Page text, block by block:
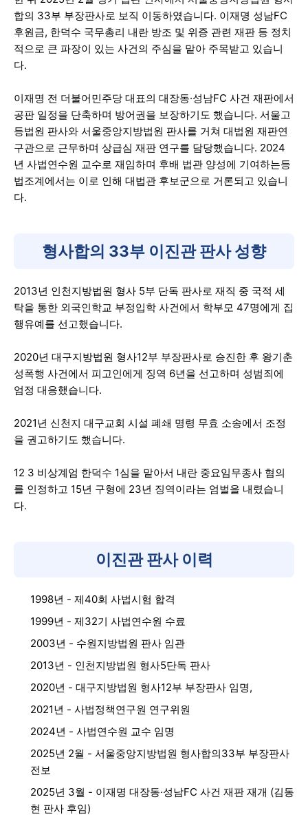
합의 33부 부장판사로 보직 이동하였습니다. 이재명 성남FC
후원금, 한덕수 국무총리 내란 방조 및 위증 관련 재판 등 정치
적으로 큰 파장이 있는 사건의 주심을 맡아 주목받고 있습니
다.
이재명 전 더불어민주당 대표의 대장동·성남FC 사건 재판에서
공판 일정을 단축하며 방어권을 보장하기도 했습니다. 서울고
등법원 판사와 서울중앙지방법원 판사를 거쳐 대법원 재판연
구관으로 근무하며 상급심 재판 연구를 담당했습니다. 2024
년 사법연수원 교수로 재임하며 후배 법관 양성에 기여하는등
법조계에서는 이로 인해 대법관 후보군으로 거론되고 있습니
다.
형사합의 33부 이진관 판사 성향
2013년 인천지방법원 형사 5부 단독 판사로 재직 중 국적 세
탁을 통한 외국인학교 부정입학 사건에서 학부모 47명에게 집
행유예를 선고했습니다.
2020년 대구지방법원 형사12부 부장판사로 승진한 후 왕기춘
성폭행 사건에서 피고인에게 징역 6년을 선고하며 성범죄에
엄정 대응했습니다.
2021년 신천지 대구교회 시설 폐쇄 명령 무효 소송에서 조정
을 권고하기도 했습니다.
12 3 비상계엄 한덕수 1심을 맡아서 내란 중요임무종사 혐의
를 인정하고 15년 구형에 23년 징역이라는 엄벌을 내렸습니
다.
이진관 판사 이력
1998년 - 제40회 사법시험 합격
1999년 - 제32기 사법연수원 수료
2003년 - 수원지방법원 판사 임관
2013년 - 인천지방법원 형사5단독 판사
2020년 - 대구지방법원 형사12부 부장판사 임명,
2021년 - 사법정책연구원 연구위원
2024년 - 사법연수원 교수 임명
2025년 2월 - 서울중앙지방법원 형사합의33부 부장판사
전보
2025년 3월 - 이재명 대장동·성남FC 사건 재판 재개 (김동
현 판사 후임)